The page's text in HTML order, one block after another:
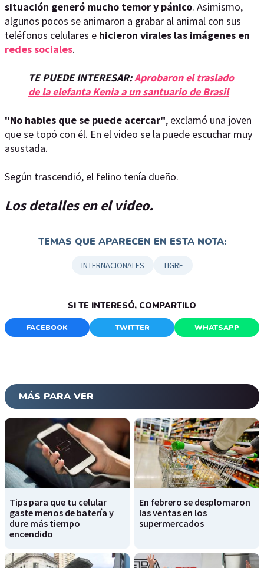
situación generó mucho temor y pánico. Asimismo,
algunos pocos se animaron a grabar al animal con sus
teléfonos celulares e hicieron virales las imágenes en
redes sociales.
TE PUEDE INTERESAR:Aprobaron el traslado
de la elefanta Kenia a un santuario de Brasil
"No hables que se puede acercar", exclamó una joven
que se topó con él. En el video se la puede escuchar muy
asustada.
Según trascendió, el felino tenía dueño.
Los detalles en el video.
TEMAS QUE APARECEN EN ESTA NOTA:
INTERNACIONALES TIGRE
SI TE INTERESÓ, COMPARTILO
FACEBOOK TWITTER WHATSAPP
MÁS PARA VER
Tips para que tu celular
gaste menos de batería y
dure más tiempo
encendido
En febrero se desplomaron
las ventas en los
supermercados